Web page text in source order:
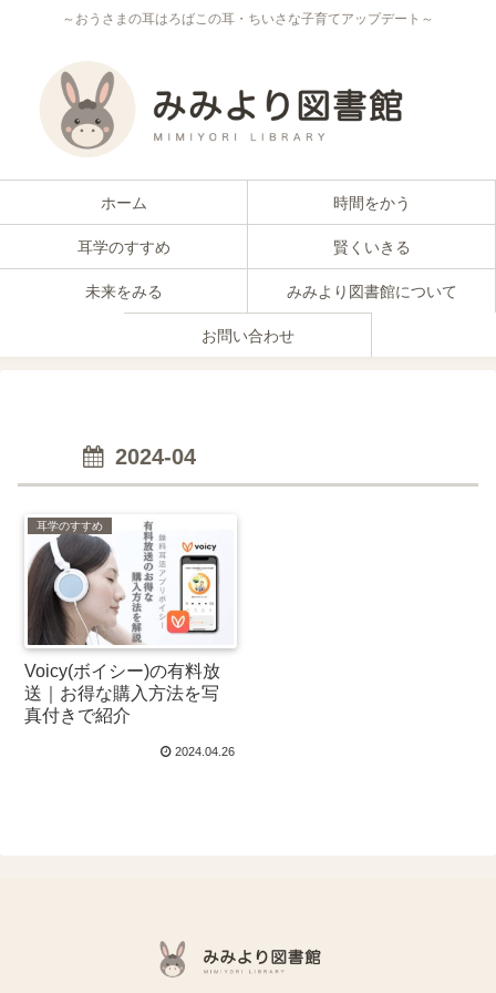
～おうさまの耳はろばこの耳・ちいさな子育てアップデート～
ホーム 時間をかう
耳学のすすめ 賢くいきる
未来をみる みみより図書館について
お問い合わせ
2024-04
耳学のすすめ
Voicy(ボイシー)の有料放
送｜お得な購入方法を写
真付きで紹介
2024.04.26